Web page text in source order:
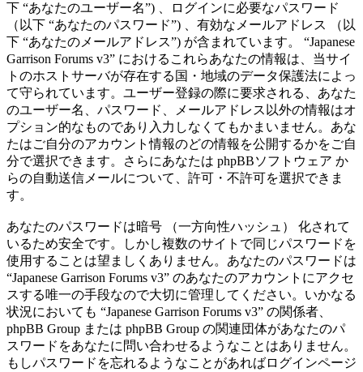
下 “あなたのユーザー名”) 、ログインに必要なパスワード
（以下 “あなたのパスワード”) 、有効なメールアドレス （以
下 “あなたのメールアドレス”) が含まれています。 “Japanese
Garrison Forums v3” におけるこれらあなたの情報は、当サイ
トのホストサーバが存在する国・地域のデータ保護法によっ
て守られています。ユーザー登録の際に要求される、あなた
のユーザー名、パスワード、メールアドレス以外の情報はオ
プション的なものであり入力しなくてもかまいません。あな
たはご自分のアカウント情報のどの情報を公開するかをご自
分で選択できます。さらにあなたは phpBBソフトウェア か
らの自動送信メールについて、許可・不許可を選択できま
す。
あなたのパスワードは暗号 （一方向性ハッシュ） 化されて
いるため安全です。しかし複数のサイトで同じパスワードを
使用することは望ましくありません。あなたのパスワードは
“Japanese Garrison Forums v3” のあなたのアカウントにアクセ
スする唯一の手段なので大切に管理してください。いかなる
状況においても “Japanese Garrison Forums v3” の関係者、
phpBB Group または phpBB Group の関連団体があなたのパ
スワードをあなたに問い合わせるようなことはありません。
もしパスワードを忘れるようなことがあればログインページ